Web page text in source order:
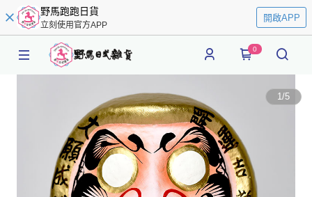
野馬跑跑日貨
立刻使用官方APP
開啟APP
0
1/5